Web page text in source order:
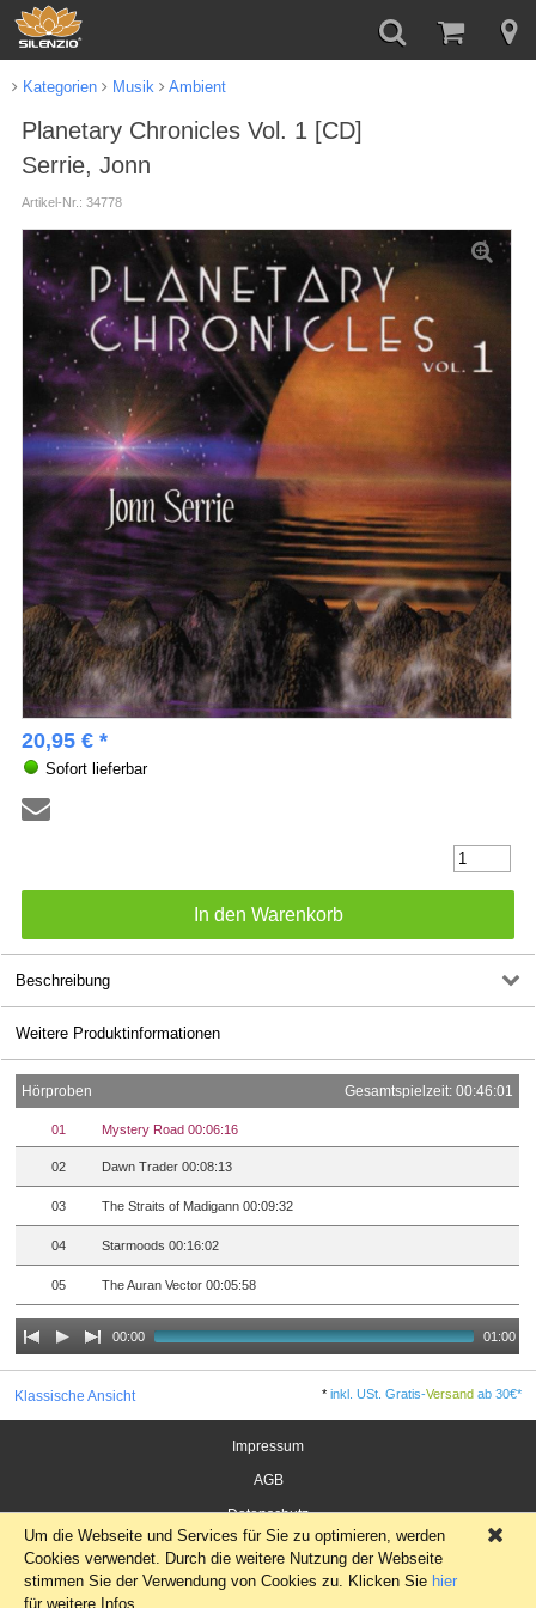
Kategorien Musik Ambient
Planetary Chronicles Vol. 1 [CD]
Serrie, Jonn
Artikel-Nr.: 34778
20,95 € *
Sofort lieferbar
Beschreibung
Weitere Produktinformationen
Hörproben Gesamtspielzeit: 00:46:01
01 Mystery Road 00:06:16
02 Dawn Trader 00:08:13
03 The Straits of Madigann 00:09:32
04 Starmoods 00:16:02
05 The Auran Vector 00:05:58
00:00 01:00
Klassische Ansicht *inkl. USt. Gratis-Versand ab 30€*
Impressum
AGB
Datenschutz
Widerrufsrecht für Verbraucher
Um die Webseite und Services für Sie zu optimieren, werden
Cookies verwendet. Durch die weitere Nutzung der Webseite
stimmen Sie der Verwendung von Cookies zu. Klicken Sie hier
für weitere Infos.